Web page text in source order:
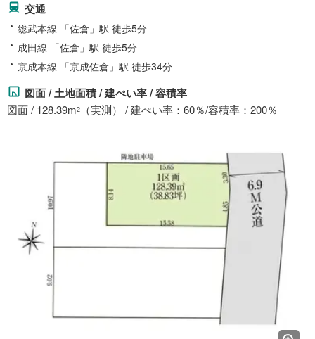
交通
総武本線 「佐倉」駅 徒歩5分
成田線 「佐倉」駅 徒歩5分
京成本線 「京成佐倉」駅 徒歩34分
図面 / 土地面積 / 建ぺい率 / 容積率
図面 / 128.39m2 （実測） / 建ぺい率：60％/容積率：200％